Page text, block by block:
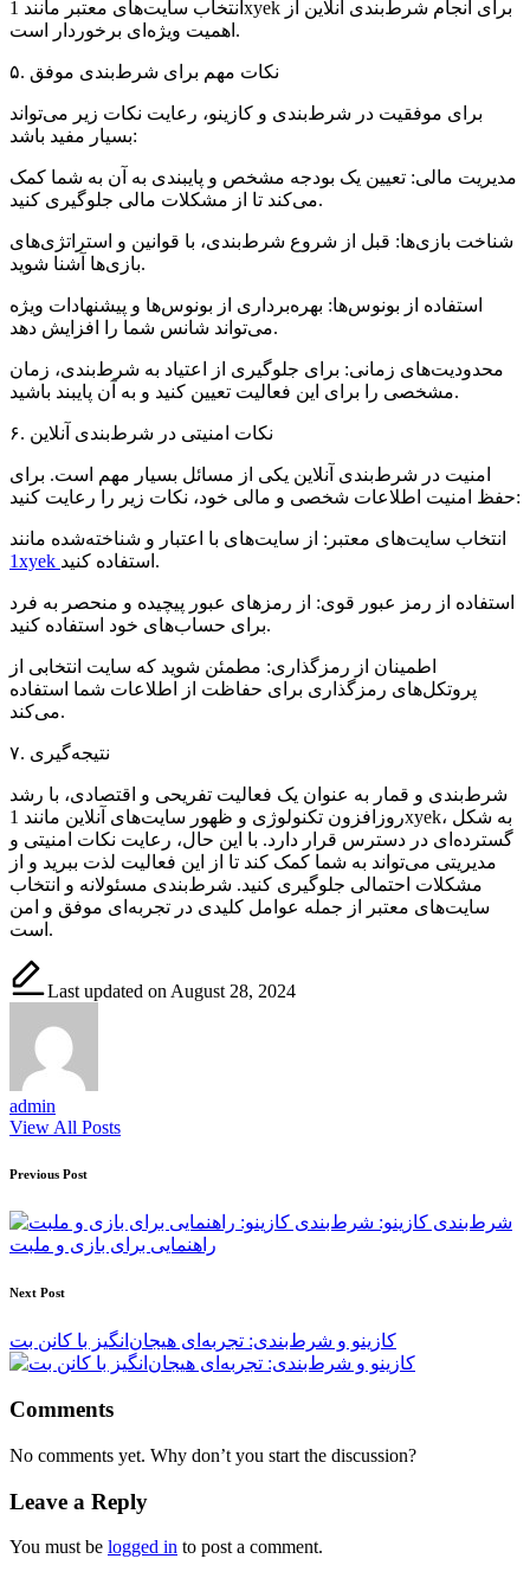
انتخاب سایت‌های معتبر مانند 1xyek برای انجام شرط‌بندی آنلاین از
اهمیت ویژه‌ای برخوردار است.
۵. نکات مهم برای شرط‌بندی موفق
برای موفقیت در شرط‌بندی و کازینو، رعایت نکات زیر می‌تواند
بسیار مفید باشد:
مدیریت مالی: تعیین یک بودجه مشخص و پایبندی به آن به شما کمک
می‌کند تا از مشکلات مالی جلوگیری کنید.
شناخت بازی‌ها: قبل از شروع شرط‌بندی، با قوانین و استراتژی‌های
بازی‌ها آشنا شوید.
استفاده از بونوس‌ها: بهره‌برداری از بونوس‌ها و پیشنهادات ویژه
می‌تواند شانس شما را افزایش دهد.
محدودیت‌های زمانی: برای جلوگیری از اعتیاد به شرط‌بندی، زمان
مشخصی را برای این فعالیت تعیین کنید و به آن پایبند باشید.
۶. نکات امنیتی در شرط‌بندی آنلاین
امنیت در شرط‌بندی آنلاین یکی از مسائل بسیار مهم است. برای
حفظ امنیت اطلاعات شخصی و مالی خود، نکات زیر را رعایت کنید:
انتخاب سایت‌های معتبر: از سایت‌های با اعتبار و شناخته‌شده مانند
1xyek
استفاده کنید.
استفاده از رمز عبور قوی: از رمزهای عبور پیچیده و منحصر به فرد
برای حساب‌های خود استفاده کنید.
اطمینان از رمزگذاری: مطمئن شوید که سایت انتخابی از
پروتکل‌های رمزگذاری برای حفاظت از اطلاعات شما استفاده
می‌کند.
۷. نتیجه‌گیری
شرط‌بندی و قمار به عنوان یک فعالیت تفریحی و اقتصادی، با رشد
روزافزون تکنولوژی و ظهور سایت‌های آنلاین مانند 1xyek، به شکل
گسترده‌ای در دسترس قرار دارد. با این حال، رعایت نکات امنیتی و
مدیریتی می‌تواند به شما کمک کند تا از این فعالیت لذت ببرید و از
مشکلات احتمالی جلوگیری کنید. شرط‌بندی مسئولانه و انتخاب
سایت‌های معتبر از جمله عوامل کلیدی در تجربه‌ای موفق و امن
است.
Last updated on August 28, 2024
admin
View All Posts
Post
navigation
Previous Post
شرط‌بندی کازینو:
راهنمایی برای بازی و ملبت
Next Post
کازینو و شرط‌بندی: تجربه‌ای هیجان‌انگیز با کانن بت
Comments
No comments yet. Why don’t you start the discussion?
Leave a Reply
You must be logged in to post a comment.